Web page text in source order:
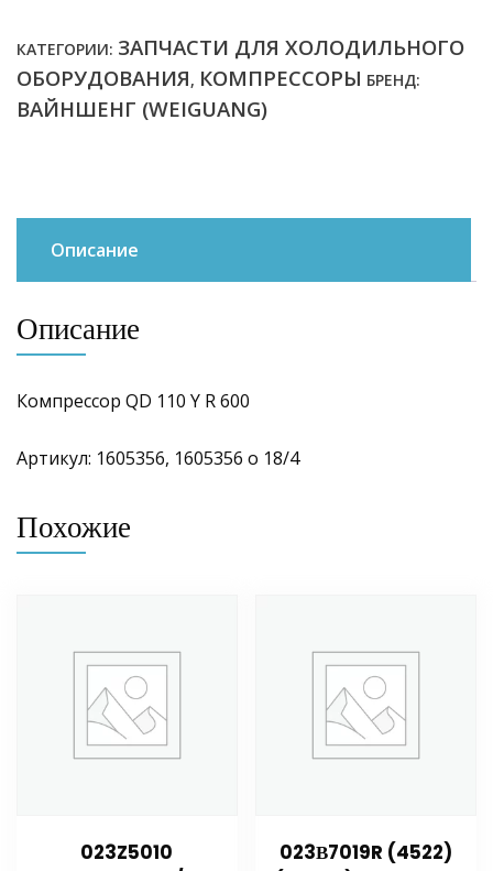
КАТЕГОРИИ: ЗАПЧАСТИ ДЛЯ ХОЛОДИЛЬНОГО
ОБОРУДОВАНИЯ, КОМПРЕССОРЫ БРЕНД:
ВАЙНШЕНГ (WEIGUANG)
Описание
Описание
Компрессор QD 110 Y R 600
Артикул: 1605356, 1605356 о 18/4
Похожие
023Z5010
023В7019R (4522)